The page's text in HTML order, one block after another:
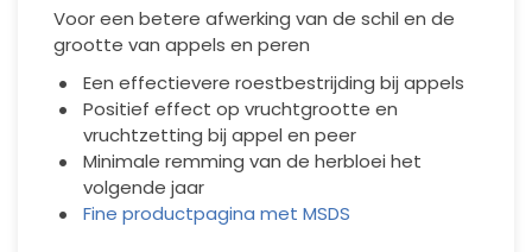
Voor een betere afwerking van de schil en de
grootte van appels en peren
Een effectievere roestbestrijding bij appels
Positief effect op vruchtgrootte en
vruchtzetting bij appel en peer
Minimale remming van de herbloei het
volgende jaar
Fine productpagina met MSDS